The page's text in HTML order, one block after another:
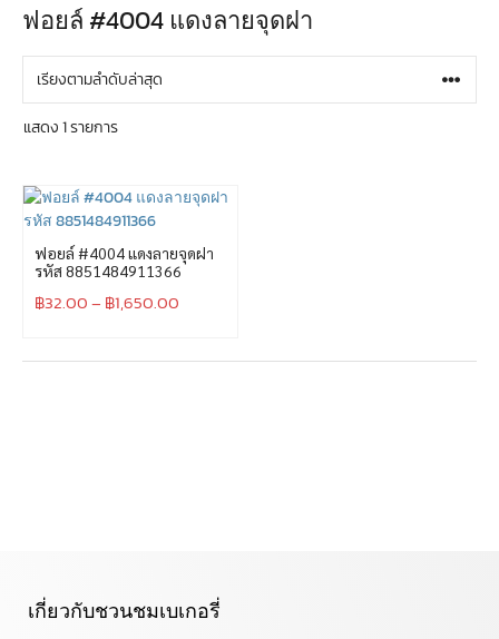
ฟอยล์ #4004 แดงลายจุดฝา
แสดง 1 รายการ
ฟอยล์ #4004 แดงลายจุดฝา
รหัส 8851484911366
฿32.00– ฿1,650.00
เกี่ยวกับชวนชมเบเกอรี่